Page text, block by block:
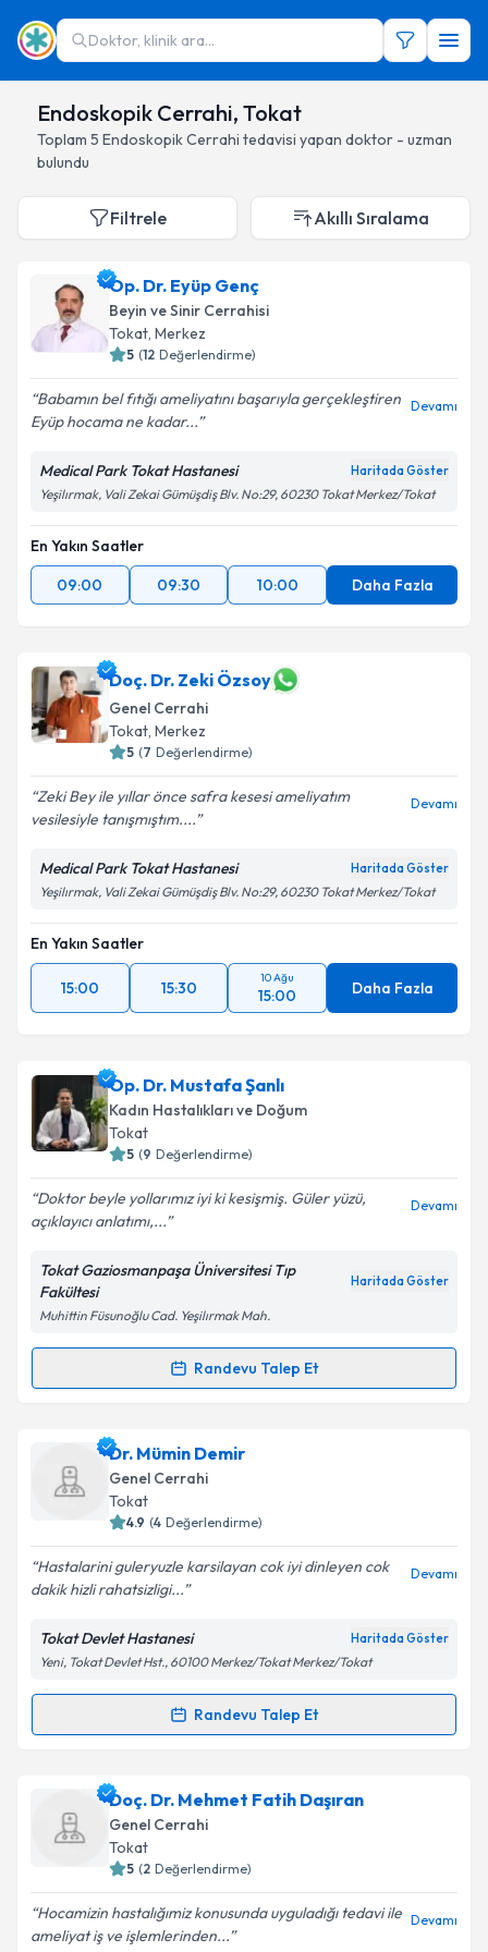
Doktor, klinik ara...
Endoskopik Cerrahi, Tokat
Toplam 5 Endoskopik Cerrahi tedavisi yapan doktor - uzman
bulundu
Filtrele Akıllı Sıralama
Op. Dr. Eyüp Genç
Beyin ve Sinir Cerrahisi
Tokat, Merkez
5 (12 Değerlendirme)
Babamın bel fıtığı ameliyatını başarıyla gerçekleştiren
Eyüp hocama ne kadar...
Devamı
Medical Park Tokat Hastanesi Haritada Göster
Yeşilırmak, Vali Zekai Gümüşdiş Blv. No:29, 60230 Tokat Merkez/Tokat
En Yakın Saatler
09:00
09:30 10:00 Daha Fazla
Doç. Dr. Zeki Özsoy
Genel Cerrahi
Tokat, Merkez
5 (7 Değerlendirme)
Zeki Bey ile yıllar önce safra kesesi ameliyatım
vesilesiyle tanışmıştım....
Devamı
Medical Park Tokat Hastanesi Haritada Göster
Yeşilırmak, Vali Zekai Gümüşdiş Blv. No:29, 60230 Tokat Merkez/Tokat
En Yakın Saatler
15:00 15:30
10 Ağu
15:00 Daha Fazla
Op. Dr. Mustafa Şanlı
Kadın Hastalıkları ve Doğum
Tokat
5 (9 Değerlendirme)
Doktor beyle yollarımız iyi ki kesişmiş. Güler yüzü,
açıklayıcı anlatımı,...
Devamı
Tokat Gaziosmanpaşa Üniversitesi Tıp
Fakültesi
Haritada Göster
Muhittin Füsunoğlu Cad. Yeşilırmak Mah.
Randevu Talep Et
Randevu Takvimi Talebi
Op. Dr. Mustafa Şanlıiçin randevu takvimi talebi
oluşturun. Size bu uzmandan randevu almanız için bir
takvim hazırlandığında e-posta ile bilgilendireceğiz.
Kişisel verilerimin işlenmesine ilişkin
Aydınlatma
Metni'ni okudum ve kişisel verilerimin belirtilen
kapsamda işlenmesini kabul ediyorum.
Dr. Mümin Demir
Genel Cerrahi
Tokat
4.9 (4 Değerlendirme)
Hastalarini guleryuzle karsilayan cok iyi dinleyen cok
dakik hizli rahatsizligi...
Devamı
Tokat Devlet Hastanesi Haritada Göster
Yeni, Tokat Devlet Hst., 60100 Merkez/Tokat Merkez/Tokat
Randevu Talep Et
Randevu Takvimi Talebi
Dr. Mümin Demiriçin randevu takvimi talebi
oluşturun. Size bu uzmandan randevu almanız için bir
takvim hazırlandığında e-posta ile bilgilendireceğiz.
Doç. Dr. Mehmet Fatih Daşıran
Genel Cerrahi
Tokat
5 (2 Değerlendirme)
Hocamizin hastalığımiz konusunda uyguladığı tedavi ile
ameliyat iş ve işlemlerinden...
Devamı